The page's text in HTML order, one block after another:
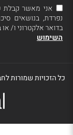
אני מאשר קבלת
נפרדת, בנושאים
בדואר אלקטרוני ו/
השימוש
כל הזכויות שמורות